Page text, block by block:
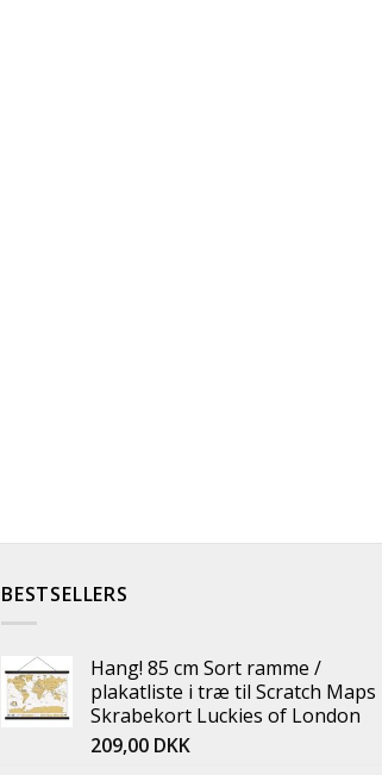
BESTSELLERS
Hang! 85 cm Sort ramme /
plakatliste i træ til Scratch Maps
Skrabekort Luckies of London
209,00 DKK